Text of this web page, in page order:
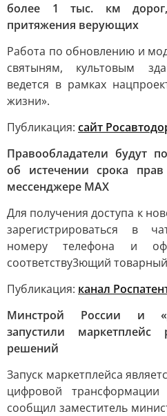
более 1 тыс. км
притяжения верующих
Работа по обновлению и
святыням, культовым
ведется в рамках
жизни».
Публикация: сайт
Правообладатели будут
об истечении срока
мессенджере MAX
Для получения доступа к
зарегистрироваться в
номеру телефона и
соответству3ющий
Публикация: канал
Минстрой России и
запустили маркетплейс
решений
Запуск маркетплейса
цифровой трансформации
сообщил заместитель